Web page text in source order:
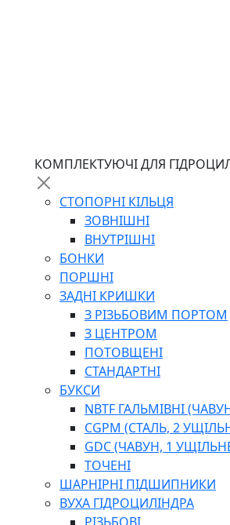
КОМПЛЕКТУЮЧІ ДЛЯ
СТОПОРНІ КІЛЬЦЯ
ЗОВНІШНІ
ВНУТРІШНІ
БОНКИ
ПОРШНІ
ЗАДНІ КРИШКИ
З РІЗЬБОВИМ ПОРТОМ
З ЦЕНТРОМ
ПОТОВЩЕНІ
СТАНДАРТНІ
БУКСИ
NBTF ГАЛЬМІВНІ
CGPM (СТАЛЬ, 2
GDC (ЧАВУН, 1
ТОЧЕНІ
ШАРНІРНІ ПІДШИПНИКИ
ВУХА ГІДРОЦИЛІНДРА